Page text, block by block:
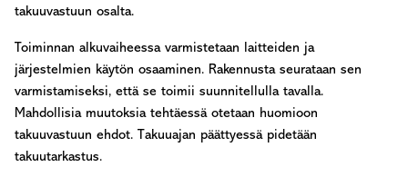
takuuvastuun osalta.
Toiminnan alkuvaiheessa varmistetaan laitteiden ja
järjestelmien käytön osaaminen. Rakennusta seurataan sen
varmistamiseksi, että se toimii suunnitellulla tavalla.
Mahdollisia muutoksia tehtäessä otetaan huomioon
takuuvastuun ehdot. Takuuajan päättyessä pidetään
takuutarkastus.